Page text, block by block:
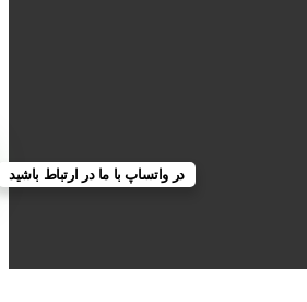
در واتساپ با ما در ارتباط باشید